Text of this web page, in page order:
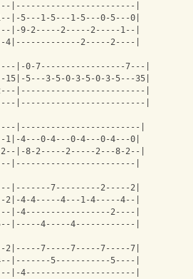
|------------------------|
|-5---1-5---1-5---0-5---0|
|-9-2-----2-----2-----1--|
4|-------------2-----2----|
|-0-7-----------------7---|
5---3-5-0-3-5-0-3-5---35|
|-------------------------|
|-------------------------|
|------------------------|
4---0-4---0-4---0-4---0|
|-8-2-----2-----2---8-2--|
|------------------------|
|-------7---------2-----2|
4-4-----4---1-4-----4--|
|-4-----------------2----|
|-----4-----4------------|
7-----7-----7-----7|
|-------5-----------5----|
|-4----------------------|